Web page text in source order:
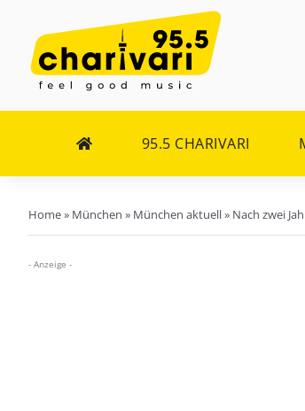
Inhalt
springen
95.5 CHARIVARI
Home» München » München aktuell» Nach zwei
- Anzeige -